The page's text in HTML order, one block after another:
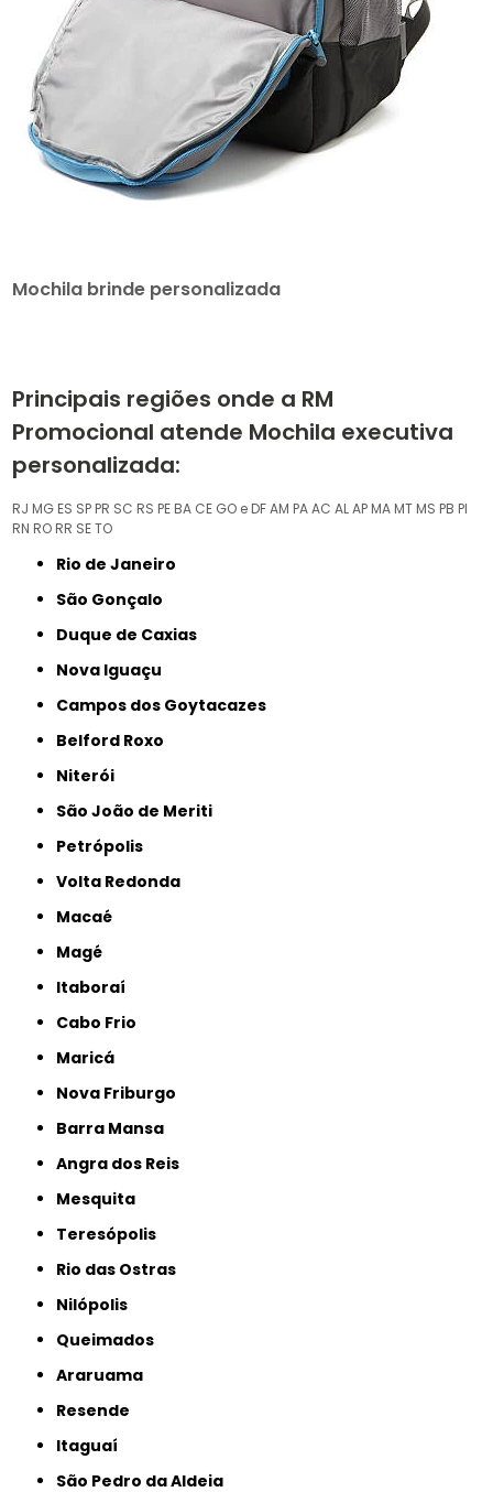
Mochila brinde personalizada
Principais regiões onde a RM
Promocional atende Mochila executiva
personalizada:
RJ MG ES SP PR SC RS PE BA CE GO e DFAM PAAC ALAP MA MT MS PB PI
RN RO RR SETO
Rio de Janeiro
São Gonçalo
Duque de Caxias
Nova Iguaçu
Campos dos Goytacazes
Belford Roxo
Niterói
São João de Meriti
Petrópolis
Volta Redonda
Macaé
Magé
Itaboraí
Cabo Frio
Maricá
Nova Friburgo
Barra Mansa
Angra dos Reis
Mesquita
Teresópolis
Rio das Ostras
Nilópolis
Queimados
Araruama
Resende
Itaguaí
São Pedro da Aldeia